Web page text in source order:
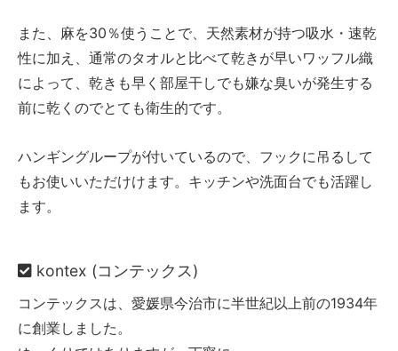
また、麻を30％使うことで、天然素材が持つ吸水・速乾
性に加え、通常のタオルと比べて乾きが早いワッフル織
によって、乾きも早く部屋干しでも嫌な臭いが発生する
前に乾くのでとても衛生的です。
ハンギングループが付いているので、フックに吊るして
もお使いいただけけます。キッチンや洗面台でも活躍し
ます。
kontex (コンテックス)
コンテックスは、愛媛県今治市に半世紀以上前の1934年
に創業しました。